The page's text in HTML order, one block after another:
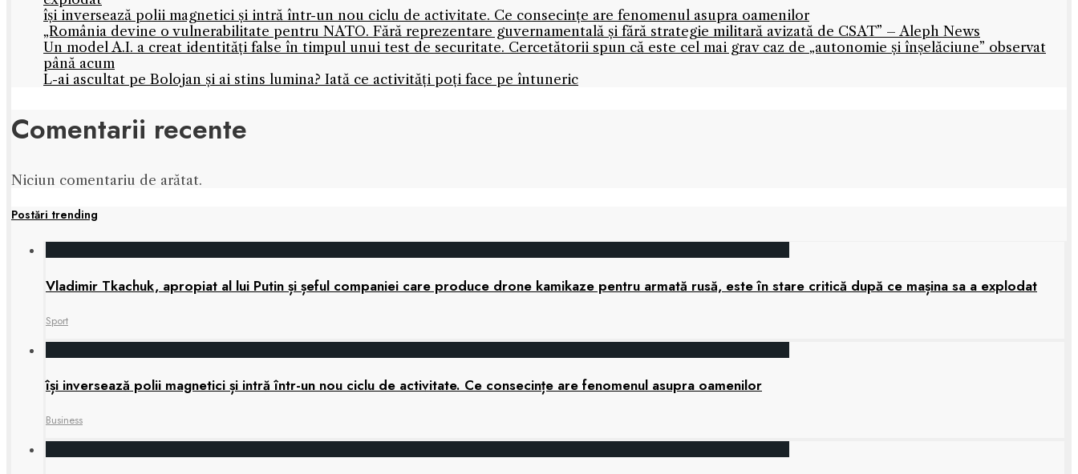
își inversează polii magnetici și intră într-un nou ciclu de activitate. Ce consecințe are fenomenul asupra oamenilor
„România devine o vulnerabilitate pentru NATO. Fără reprezentare guvernamentală și fără strategie militară avizată de CSAT” – Aleph News
Un model A.I. a creat identități false în timpul unui test de securitate. Cercetătorii spun că este cel mai grav caz de „autonomie și înșelăciune” observat
până acum
L-ai ascultat pe Bolojan și ai stins lumina? Iată ce activități poți face pe întuneric
Comentarii recente
Niciun comentariu de arătat.
Postări trending
Vladimir Tkachuk, apropiat al lui Putin și șeful companiei care produce drone kamikaze pentru armată rusă, este în stare critică după ce mașina sa a explodat
Sport
își inversează polii magnetici și intră într-un nou ciclu de activitate. Ce consecințe are fenomenul asupra oamenilor
Business